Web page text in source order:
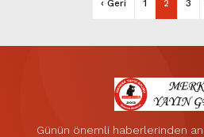
‹ Geri 1 2 3
Günün önemli haberlerinden